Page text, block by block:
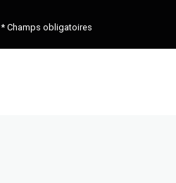
* Champs obligatoires